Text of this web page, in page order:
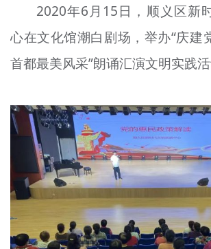
2020年6月15日，顺义区新
心在文化馆潮白剧场，举办“庆建
首都最美风采”朗诵汇演文明实践活